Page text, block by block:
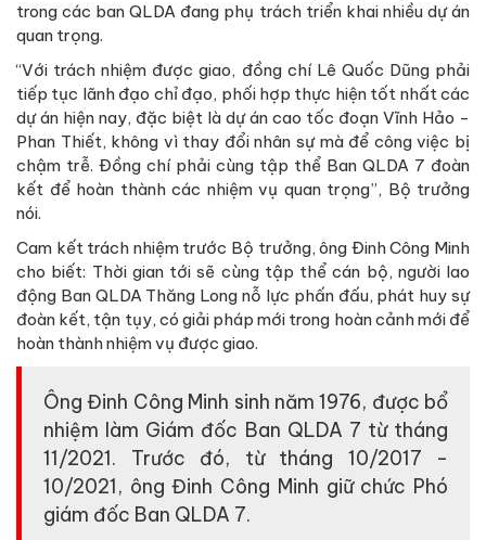
trong các ban QLDA đang phụ trách triển khai nhiều dự án
quan trọng.
“Với trách nhiệm được giao, đồng chí Lê Quốc Dũng phải
tiếp tục lãnh đạo chỉ đạo, phối hợp thực hiện tốt nhất các
dự án hiện nay, đặc biệt là dự án cao tốc đoạn Vĩnh Hảo -
Phan Thiết, không vì thay đổi nhân sự mà để công việc bị
chậm trễ. Đồng chí phải cùng tập thể Ban QLDA 7 đoàn
kết để hoàn thành các nhiệm vụ quan trọng”, Bộ trưởng
nói.
Cam kết trách nhiệm trước Bộ trưởng, ông Đinh Công Minh
cho biết: Thời gian tới sẽ cùng tập thể cán bộ, người lao
động Ban QLDA Thăng Long nỗ lực phấn đấu, phát huy sự
đoàn kết, tận tụy, có giải pháp mới trong hoàn cảnh mới để
hoàn thành nhiệm vụ được giao.
Ông Đinh Công Minh sinh năm 1976, được bổ
nhiệm làm Giám đốc Ban QLDA 7 từ tháng
11/2021. Trước đó, từ tháng 10/2017 -
10/2021, ông Đinh Công Minh giữ chức Phó
giám đốc Ban QLDA 7.